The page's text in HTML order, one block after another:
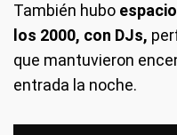
También hubo
los 2000, con DJs,
que mantuvieron
entrada la noche.